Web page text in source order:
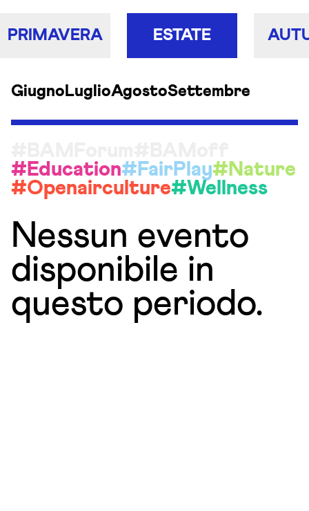
PRIMAVERA ESTATE
Giugno LuglioAgostoSettembre
#Education#FairPlay#Nature
#Openairculture#Wellness
Nessun evento
disponibile in
questo periodo.